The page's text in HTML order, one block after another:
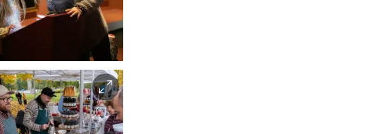
Stian Nybru